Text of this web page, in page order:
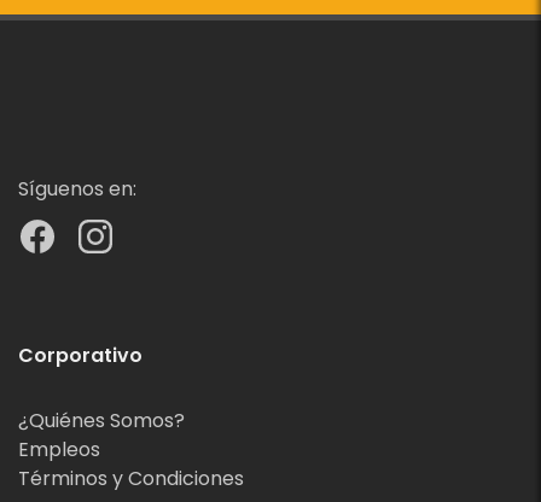
Síguenos en:
Corporativo
¿Quiénes Somos?
Empleos
Términos y Condiciones